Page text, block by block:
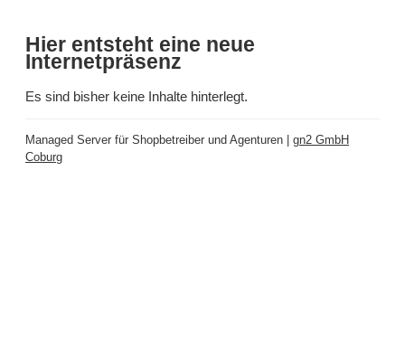
Hier entsteht eine neue
Internetpräsenz
Es sind bisher keine Inhalte hinterlegt.
Managed Server für Shopbetreiber und Agenturen | gn2 GmbH
Coburg